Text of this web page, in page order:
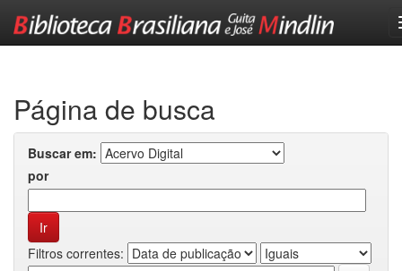
Página de busca
Buscar em:
por
Filtros correntes: